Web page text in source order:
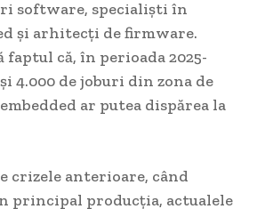
software, specialiști în
și arhitecți de firmware.
că, în perioada 2025-
4.000 de joburi din zona de
ar putea dispărea la
crizele anterioare, când
principal producția, actualele